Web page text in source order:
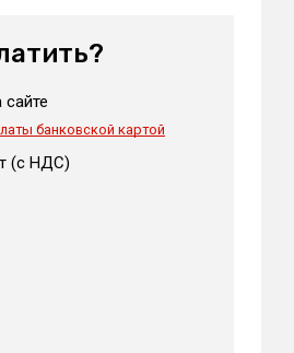
банковской картой
(c НДС)